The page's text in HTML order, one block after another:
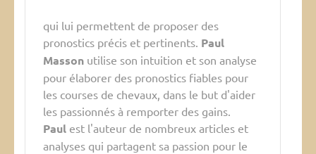
qui lui permettent de proposer des
pronostics précis et pertinents. Paul
Masson utilise son intuition et son analyse
pour élaborer des pronostics fiables pour
les courses de chevaux, dans le but d'aider
les passionnés à remporter des gains.
Paul est l'auteur de nombreux articles et
analyses qui partagent sa passion pour le